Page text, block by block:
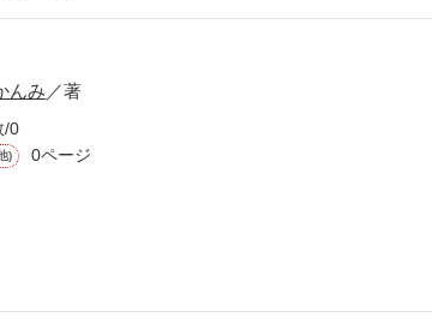
んみ ／著
/0
) 0ページ